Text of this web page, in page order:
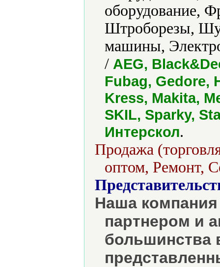
оборудование,
Штроборезы,
машины,
/ AEG,
Fubag, Gedore,
Kress, Makita,
SKIL, Sparky,
Интерскол.
Продажа
оптом, Ремонт,
Наша
партнером и
большинства